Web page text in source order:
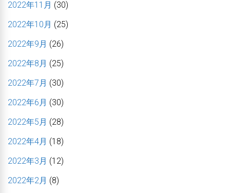
2022年11月 (30)
2022年10月 (25)
2022年9月 (26)
2022年8月 (25)
2022年7月 (30)
2022年6月 (30)
2022年5月 (28)
2022年4月 (18)
2022年3月 (12)
2022年2月 (8)